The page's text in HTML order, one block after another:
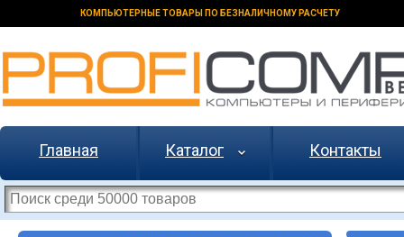
КОМПЬЮТЕРНЫЕ ТОВАРЫ ПО БЕЗНАЛИЧНОМУ РАСЧЕТУ
Главная Каталог Контакты